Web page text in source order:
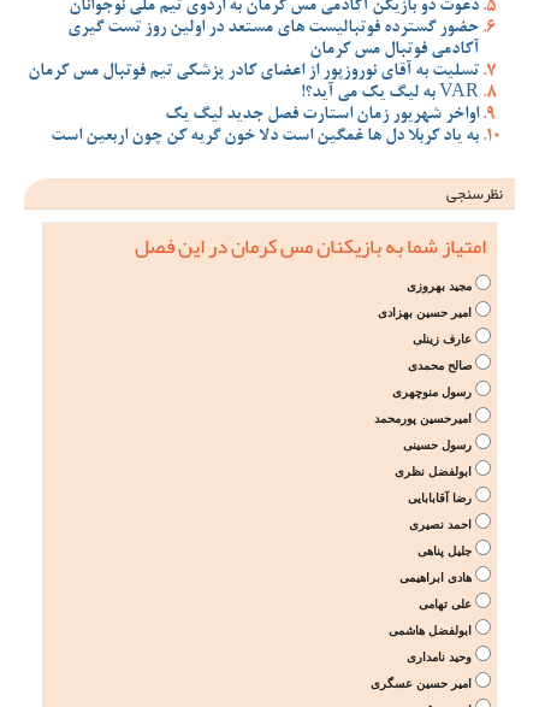
دعوت دو بازیکن آکادمی مس کرمان به اردوی تیم ملی نوجوانان
حضور گسترده فوتبالیست های مستعد در اولین روز تست گیری
آکادمی فوتبال مس کرمان
تسلیت به آقای نوروزپور از اعضای کادر پزشکی تیم فوتبال مس کرمان
VAR به لیگ یک می آید؟!
اواخر شهریور زمان استارت فصل جدید لیگ یک
به یاد کربلا دل ها غمگین است دلا خون گریه کن چون اربعین است
نظرسنجی
امتیاز شما به بازیکنان مس کرمان در این فصل
مجید بهروزی
امیر حسین بهزادی
عارف زینلی
صالح محمدی
رسول منوچهری
امیرحسین پورمحمد
رسول حسینی
ابولفضل نظری
رضا آقابابایی
احمد نصیری
جلیل پناهی
هادی ابراهیمی
علی تهامی
ابولفضل هاشمی
وحید نامداری
امیر حسین عسگری